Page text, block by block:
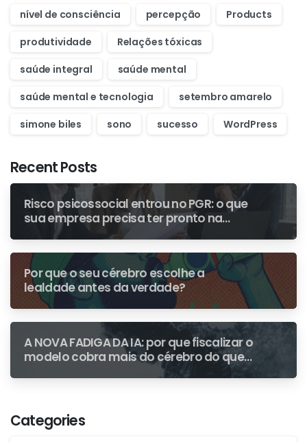
nível de consciência
percepção
Products
produtividade
Relações tóxicas
saúde integral
saúde mental
saúde mental e tecnologia
setembro amarelo
simone biles
sono sucesso WordPress
Recent Posts
Risco psicossocial entrou no PGR: o que
sua empresa precisa ter pronto na
primeira fiscalização
Por que o seu cérebro escolhe a
lealdade antes da verdade?
A NOVA FADIGA DA IA: por que fiscalizar o
modelo cobra mais do cérebro do que
Categories